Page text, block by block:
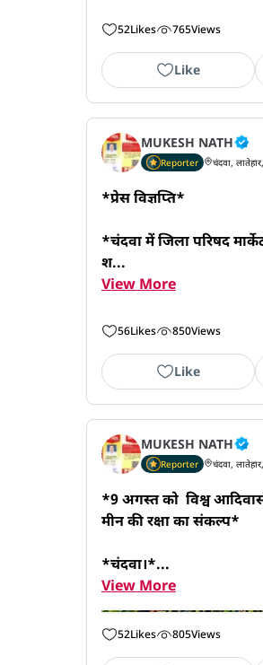
52Likes 765Views
Like
MUKESH NATH
Reporter चंदवा,
*प्रेस विज्ञप्ति*
*चंदवा में जिला परिषद
श...
View More
56Likes 850Views
Like
MUKESH NATH
Reporter चंदवा,
*9 अगस्त को  विश्व
मीन की रक्षा का संकल्प*
*चंदवा।*...
View More
52Likes 805Views